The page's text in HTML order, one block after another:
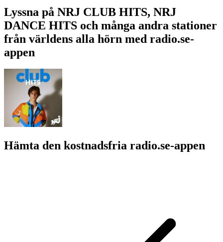
Lyssna på NRJ CLUB HITS, NRJ
DANCE HITS och många andra stationer
från världens alla hörn med radio.se-
appen
Hämta den kostnadsfria radio.se-appen